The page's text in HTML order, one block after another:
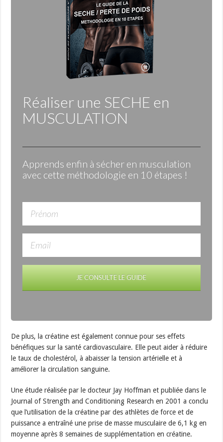
Réaliser une SECHE en
MUSCULATION
Apprends enfin à sécher en musculation
avec cette méthodologie en 10 étapes !
JE CONSULTE LE GUIDE
De plus, la créatine est également connue pour ses effets
bénéfiques sur la santé cardiovasculaire. Elle peut aider à réduire
le taux de cholestérol, à abaisser la tension artérielle et à
améliorer la circulation sanguine.
Une étude réalisée par le docteur Jay Hoffman et publiée dans le
Journal of Strength and Conditioning Research en 2001 a conclu
que l’utilisation de la créatine par des athlètes de force et de
puissance a entraîné une prise de masse musculaire de 6,1 kg en
moyenne après 8 semaines de supplémentation en créatine.